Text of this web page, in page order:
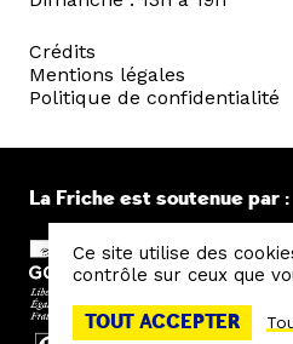
Crédits
Mentions légales
Politique de confidentialité
La Friche est soutenue par :
Ce site utilise des
contrôle sur ceux que
TOUT ACCEPTER